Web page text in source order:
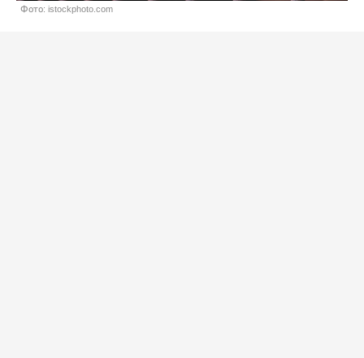
Фото: istockphoto.com